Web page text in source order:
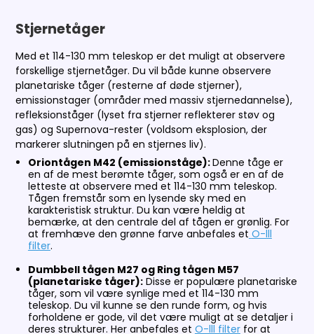
Stjernetåger
Med et 114-130 mm teleskop er det muligt at observere
forskellige stjernetåger. Du vil både kunne observere
planetariske tåger (resterne af døde stjerner),
emissionstager (områder med massiv stjernedannelse),
refleksionståger (lyset fra stjerner reflekterer støv og
gas) og Supernova-rester (voldsom eksplosion, der
markerer slutningen på en stjernes liv).
Oriontågen M42 (emissionståge):Denne tåge er
en af de mest berømte tåger, som også er en af de
letteste at observere med et 114-130 mm teleskop.
Tågen fremstår som en lysende sky med en
karakteristisk struktur. Du kan være heldig at
bemærke, at den centrale del af tågen er grønlig. For
at fremhæve den grønne farve anbefales et O-lll
filter.
Dumbbell tågen M27 og Ring tågen M57
(planetariske tåger):Disse er populære planetariske
tåger, som vil være synlige med et 114-130 mm
teleskop. Du vil kunne se den runde form, og hvis
forholdene er gode, vil det være muligt at se detaljer i
deres strukturer. Her anbefales et O-lll filterfor at